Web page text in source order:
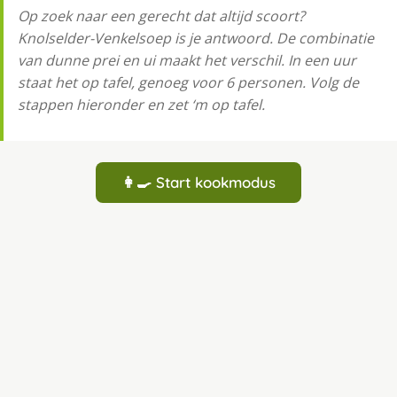
Op zoek naar een gerecht dat altijd scoort?
Knolselder-Venkelsoep is je antwoord. De combinatie
van dunne prei en ui maakt het verschil. In een uur
staat het op tafel, genoeg voor 6 personen. Volg de
stappen hieronder en zet ‘m op tafel.
👩‍🍳 Start kookmodus